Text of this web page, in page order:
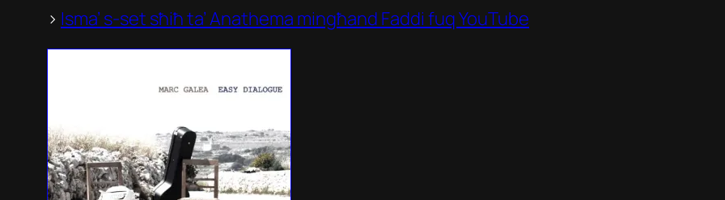
> Isma’ s-set sħiħ ta’ Anathema mingħand Faddi fuq YouTube